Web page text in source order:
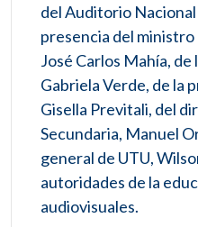
del Auditorio
presencia del
José Carlos Mahía,
Gabriela Verde, de la
Gisella Previtali, del
Secundaria, Manuel
general de UTU,
autoridades de la
audiovisuales.